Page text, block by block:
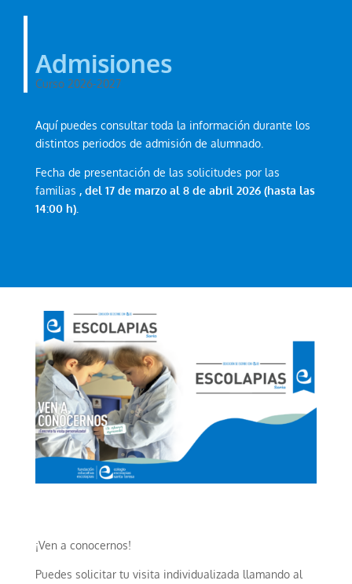
Admisiones
Curso 2026-2027
Aquí puedes consultar toda la información durante los
distintos periodos de admisión de alumnado.
Fecha de presentación de las solicitudes por las
familias , del 17 de marzo al 8 de abril 2026 (hasta las
14:00 h).
¡Ven a conocernos!
Puedes solicitar tu visita individualizada llamando al